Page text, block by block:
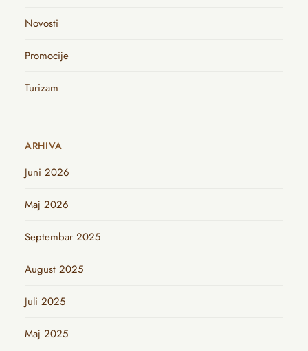
Novosti
Promocije
Turizam
ARHIVA
Juni 2026
Maj 2026
Septembar 2025
August 2025
Juli 2025
Maj 2025